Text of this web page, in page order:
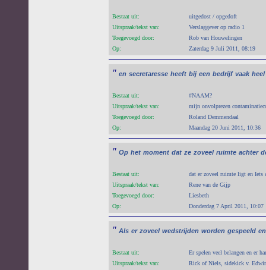
Bestaat uit:
uitgedost / opgedoft
Uitspraak/tekst van:
Verslaggever op radio 1
Toegevoegd door:
Rob van Houwelingen
Op:
Zaterdag 9 Juli 2011, 08:19
" en secretaresse heeft bij een bedrijf vaak heel
Bestaat uit:
#NAAM?
Uitspraak/tekst van:
mijn onvolprezen
Toegevoegd door:
Roland Demmendaal
Op:
Maandag 20 Juni 2011, 10:36
" Op het moment dat ze zoveel ruimte achter
Bestaat uit:
dat er zoveel ruimte ligt en Iets
Uitspraak/tekst van:
Rene van de Gijp
Toegevoegd door:
Liesbeth
Op:
Donderdag 7 April 2011, 10:07
" Als er zoveel wedstrijden worden gespeeld en
Bestaat uit:
Er spelen veel belangen en er
Uitspraak/tekst van:
Rick of Niels, sidekick v.